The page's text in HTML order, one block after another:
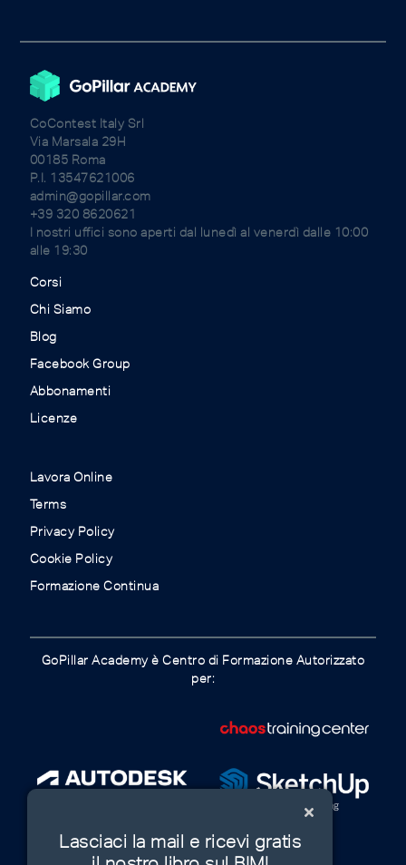
CoContest Italy Srl
Via Marsala 29H
00185 Roma
P.I. 13547621006
admin@gopillar.com
+39 320 8620621
I nostri uffici sono aperti dal lunedì al venerdì dalle 10:00
alle 19:30
Corsi
Chi Siamo
Blog
Facebook Group
Abbonamenti
Licenze
Lavora Online
Terms
Privacy Policy
Cookie Policy
Formazione Continua
GoPillar Academy è Centro di Formazione Autorizzato
per:
Lasciaci la mail e ricevi gratis